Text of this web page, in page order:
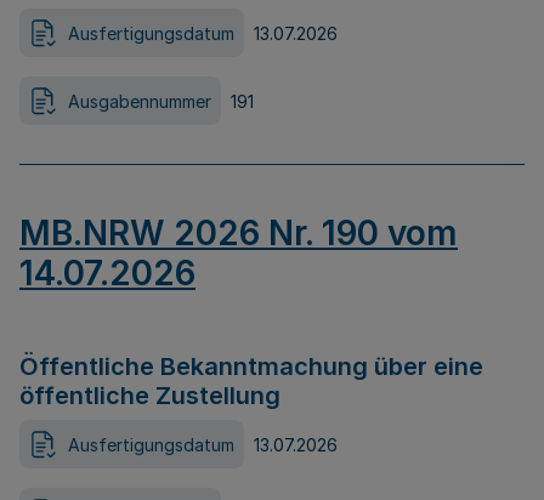
Ausfertigungsdatum 13.07.2026
Ausgabennummer 191
MB.NRW 2026 Nr. 190 vom
14.07.2026
Öffentliche Bekanntmachung über eine
öffentliche Zustellung
Ausfertigungsdatum 13.07.2026